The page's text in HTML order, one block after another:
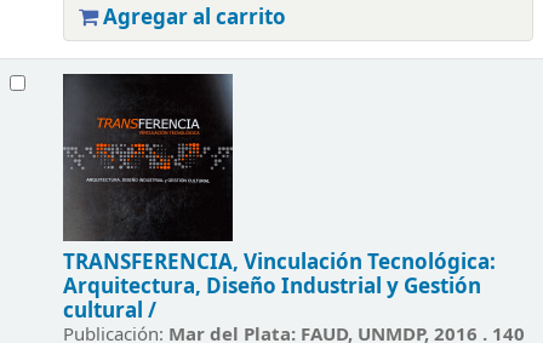
Agregar al carrito
TRANSFERENCIA, Vinculación Tecnológica:
Arquitectura, Diseño Industrial y Gestión
cultural /
Publicación: Mar del Plata: FAUD, UNMDP, 2016 . 140